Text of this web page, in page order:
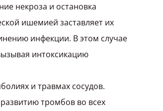
некроза и остановка
ишемией заставляет их
инфекции. В этом случае
интоксикацию
и травмах сосудов.
тромбов во всех